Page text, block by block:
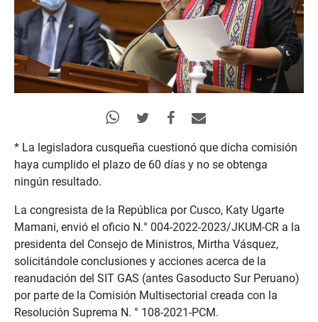
* La legisladora cusqueña cuestionó que dicha comisión
haya cumplido el plazo de 60 días y no se obtenga
ningún resultado.
La congresista de la República por Cusco, Katy Ugarte
Mamani, envió el oficio N.° 004-2022-2023/JKUM-CR a la
presidenta del Consejo de Ministros, Mirtha Vásquez,
solicitándole conclusiones y acciones acerca de la
reanudación del SIT GAS (antes Gasoducto Sur Peruano)
por parte de la Comisión Multisectorial creada con la
Resolución Suprema N. ° 108-2021-PCM.